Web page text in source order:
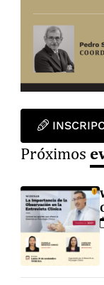
Próximos